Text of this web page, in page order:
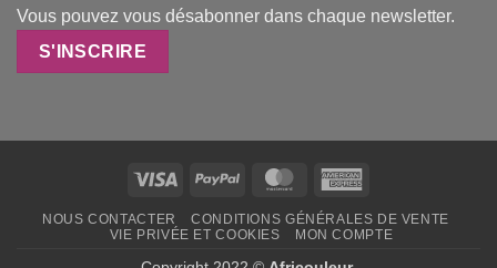
Vous pouvez vous désabonner dans chaque newsletter.
Visa PayPal MasterCard
NOUS CONTACTER
CONDITIONS GÉNÉRALES DE VENTE
VIE PRIVÉE ET COOKIES
MON COMPTE